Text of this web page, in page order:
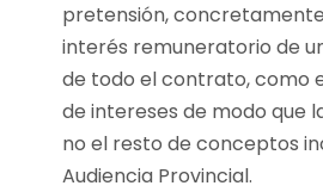
pretensión,
interés remuneratorio de
de todo el contrato, como
de intereses de modo que
no el resto de conceptos
Audiencia Provincial.